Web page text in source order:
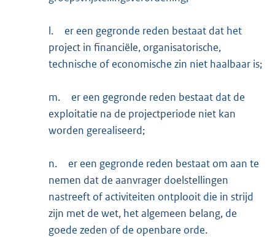
l.
er een gegronde reden bestaat dat het
project in financiële, organisatorische,
technische of economische zin niet haalbaar is;
m.
er een gegronde reden bestaat dat de
exploitatie na de projectperiode niet kan
worden gerealiseerd;
n.
er een gegronde reden bestaat om aan te
nemen dat de aanvrager doelstellingen
nastreeft of activiteiten ontplooit die in strijd
zijn met de wet, het algemeen belang, de
goede zeden of de openbare orde.